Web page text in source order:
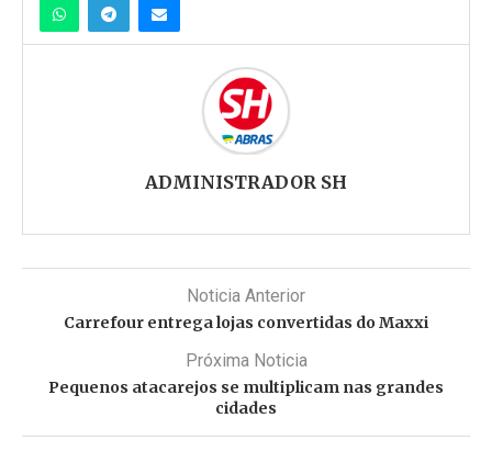
ADMINISTRADOR SH
Noticia Anterior
Carrefour entrega lojas convertidas do Maxxi
Próxima Noticia
Pequenos atacarejos se multiplicam nas grandes
cidades